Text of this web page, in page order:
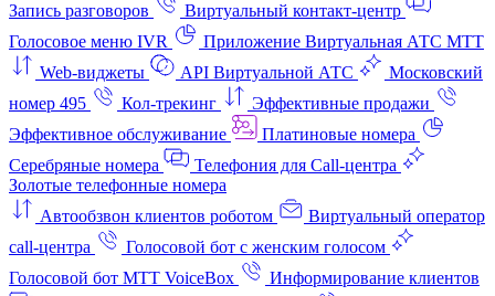
Запись разговоров
Виртуальный контакт‑центр
Голосовое меню IVR
Приложение Виртуальная АТС МТТ
Web-виджеты
API Виртуальной АТС
Московский
номер 495
Кол-трекинг
Эффективные продажи
Эффективное обслуживание
Платиновые номера
Серебряные номера
Телефония для Call-центра
Золотые телефонные номера
Автообзвон клиентов роботом
Виртуальный оператор
call-центра
Голосовой бот с женским голосом
Голосовой бот МТТ VoiceBox
Информирование клиентов